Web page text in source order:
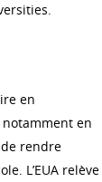
en
en
rendre
L’EUA relève